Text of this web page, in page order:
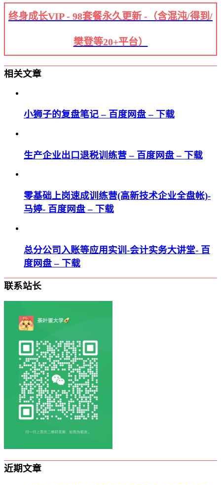
终身成长VIP - 98套餐永久更新 -（含混沌/得到/
樊登等20+平台）
相关文章
小狮子的复盘笔记 – 百度网盘 – 下载
生产企业出口退税训练营 – 百度网盘 – 下载
零基础上岗速成训练营(高新技术企业全盘帐)-
马婷- 百度网盘 – 下载
总分公司入账等应用实训-会计实务大讲堂- 百
度网盘 – 下载
联系站长
近期文章